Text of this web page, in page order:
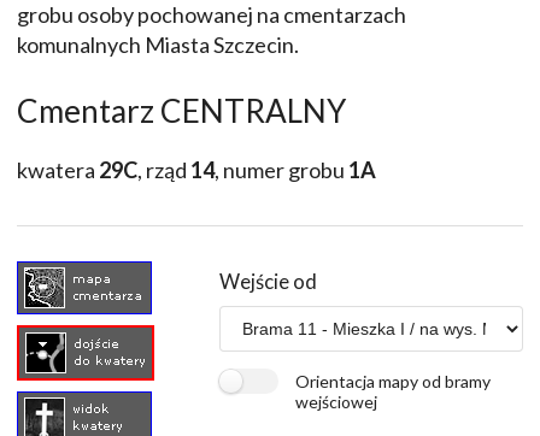
grobu osoby pochowanej na cmentarzach
komunalnych Miasta Szczecin.
Cmentarz CENTRALNY
kwatera 29C, rząd 14, numer grobu 1A
Wejście od
Orientacja mapy od bramy
wejściowej